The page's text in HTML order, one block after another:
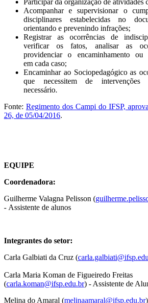
Participar da organização de atividades
Acompanhar e supervisionar o
disciplinares estabelecidas no
orientando e prevenindo infrações;
Registrar as ocorrências de
verificar os fatos, analisar as
providenciar o encaminhamento ou
em cada caso;
Encaminhar ao Sociopedagógico as
que necessitem de intervenções
necessário.
Fonte: Regimento dos Campi do IFSP,
26, de 05/04/2016.
EQUIPE
Coordenadora:
Guilherme Valagna Pelisson (
- Assistente de alunos
Integrantes do setor:
Carla Galbiati da Cruz (
Carla Maria Koman de Figueiredo Freitas
(carla.koman@ifsp.edu.br) - Assistente de
Melina do Amaral (melinaamaral@ifsp.edu.br